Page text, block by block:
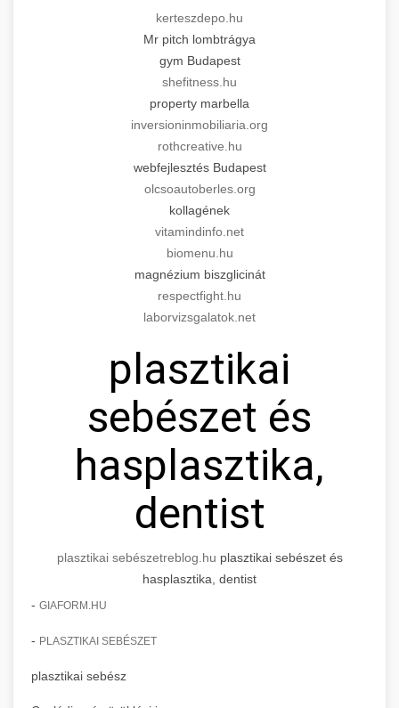
kerteszdepo.hu
Mr pitch lombtrágya
gym Budapest
shefitness.hu
property marbella
inversioninmobiliaria.org
rothcreative.hu
webfejlesztés Budapest
olcsoautoberles.org
kollagének
vitamindinfo.net
biomenu.hu
magnézium biszglicinát
respectfight.hu
laborvizsgalatok.net
plasztikai
sebészet és
hasplasztika,
dentist
plasztikai sebészetreblog.hu plasztikai sebészet és
hasplasztika, dentist
- GIAFORM.HU
- PLASZTIKAI SEBÉSZET
plasztikai sebész